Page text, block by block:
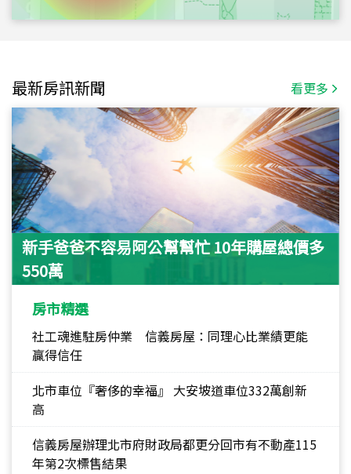
最新房訊新聞 看更多
新手爸爸不容易阿公幫幫忙 10年購屋總價多
550萬
房市精選
社工魂進駐房仲業 信義房屋：同理心比業績更能
贏得信任
北市車位『奢侈的幸福』 大安坡道車位332萬創新
高
信義房屋辦理北市府財政局都更分回市有不動產115
年第2次標售結果